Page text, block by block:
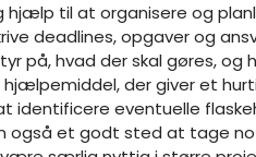
hjælp til at organisere og
deadlines, opgaver og
på, hvad der skal gøres, og
der giver et
identificere eventuelle
også et godt sted at tage